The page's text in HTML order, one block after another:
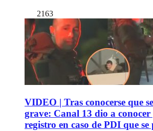
2163
VIDEO | Tras conocerse que
grave: Canal 13 dio a
registro en caso de PDI que se